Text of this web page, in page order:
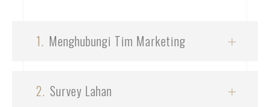
1. Menghubungi Tim Marketing
2. Survey Lahan